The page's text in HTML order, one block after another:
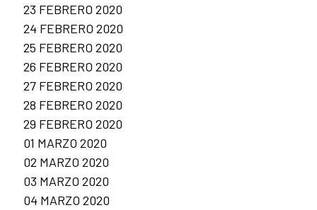
23 FEBRERO 2020
24 FEBRERO 2020
25 FEBRERO 2020
26 FEBRERO 2020
27 FEBRERO 2020
28 FEBRERO 2020
29 FEBRERO 2020
01 MARZO 2020
02 MARZO 2020
03 MARZO 2020
04 MARZO 2020